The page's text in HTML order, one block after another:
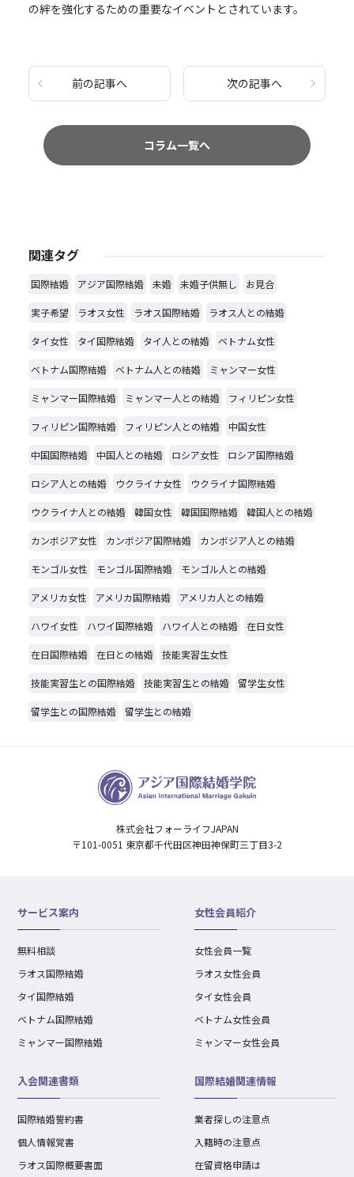
の絆を強化するための重要なイベントとされています。
前の記事へ 次の記事へ
コラム一覧へ
関連タグ
国際結婚 アジア国際結婚 未婚 未婚子供無し お見合
実子希望 ラオス女性 ラオス国際結婚 ラオス人との結婚
タイ女性 タイ国際結婚 タイ人との結婚 ベトナム女性
ベトナム国際結婚 ベトナム人との結婚 ミャンマー女性
ミャンマー国際結婚 ミャンマー人との結婚 フィリピン女性
フィリピン国際結婚 フィリピン人との結婚 中国女性
中国国際結婚 中国人との結婚 ロシア女性 ロシア国際結婚
ロシア人との結婚 ウクライナ女性 ウクライナ国際結婚
ウクライナ人との結婚 韓国女性 韓国国際結婚 韓国人との結婚
カンボジア女性 カンボジア国際結婚 カンボジア人との結婚
モンゴル女性 モンゴル国際結婚 モンゴル人との結婚
アメリカ女性 アメリカ国際結婚 アメリカ人との結婚
ハワイ女性 ハワイ国際結婚 ハワイ人との結婚 在日女性
在日国際結婚 在日との結婚 技能実習生女性
技能実習生との国際結婚 技能実習生との結婚 留学生女性
留学生との国際結婚 留学生との結婚
株式会社フォーライフJAPAN
〒101-0051 東京都千代田区神田神保町三丁目3-2
サービス案内
無料相談
ラオス国際結婚
タイ国際結婚
ベトナム国際結婚
ミャンマー国際結婚
女性会員紹介
女性会員一覧
ラオス女性会員
タイ女性会員
ベトナム女性会員
ミャンマー女性会員
入会関連書類
国際結婚誓約書
個人情報覚書
ラオス国際概要書面
国際結婚関連情報
業者探しの注意点
入籍時の注意点
在留資格申請は